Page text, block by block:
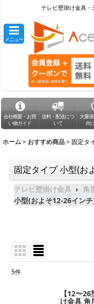
テレビ壁掛け金具・
メニュー
会社概要・お買
い物ガイド
送料・配送につ
いて
大量
向
ホーム > おすすめ商品> 固定タ
固定タイプ 小型(お
テレビ壁掛け金具
角
小型(およそ12-26イン
5件
【12〜
け金具 角